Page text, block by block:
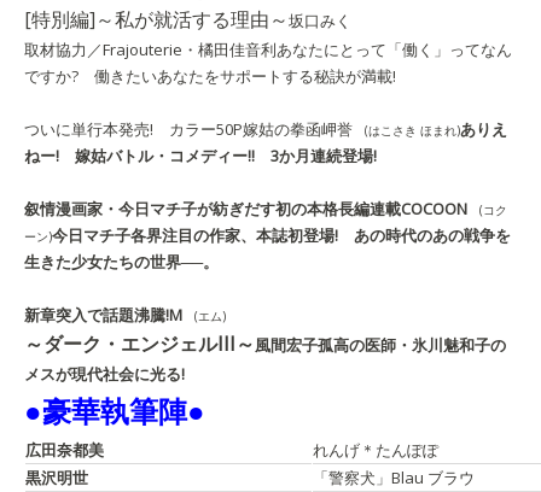
[特別編]～私が就活する理由～坂口みく
取材協力／Frajouterie・橘田佳音利あなたにとって「働く」ってなん
ですか? 働きたいあなたをサポートする秘訣が満載!
ついに単行本発売! カラー50P嫁姑の拳函岬誉 (はこさき ほまれ)ありえ
ねー! 嫁姑バトル・コメディー!! 3か月連続登場!
叙情漫画家・今日マチ子が紡ぎだす初の本格長編連載COCOON (コク
ーン)今日マチ子各界注目の作家、本誌初登場! あの時代のあの戦争を
生きた少女たちの世界──。
新章突入で話題沸騰!M (エム)
～ダーク・エンジェルIII～風間宏子孤高の医師・氷川魅和子の
メスが現代社会に光る!
●豪華執筆陣●
広田奈都美
れんげ＊たんぽぽ
黒沢明世
「警察犬」Blau ブラウ